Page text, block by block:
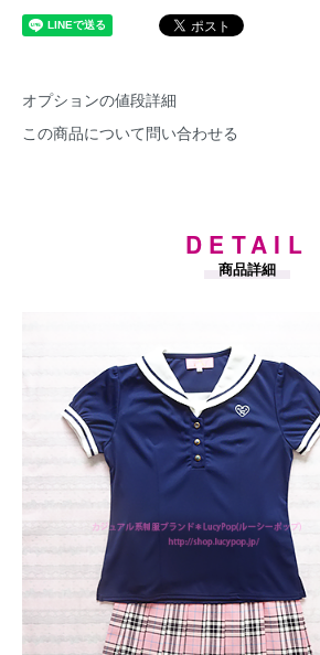
オプションの値段詳細
この商品について問い合わせる
DETAIL
商品詳細